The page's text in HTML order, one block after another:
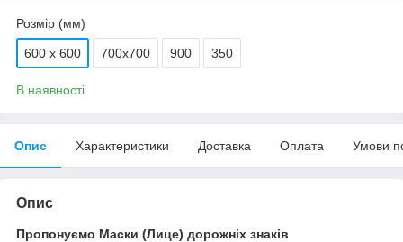
Розмір (мм)
600 х 600 700х700 900 350
В наявності
Опис Характеристики Доставка Оплата Умови
Опис
Пропонуємо Маски (Лице) дорожніх знаків